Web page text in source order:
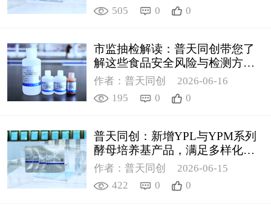
505
0 0
市监抽检解读：普天同创带您了
解这些食品安全风险与检测方案
（2）
作者：普天同创
2026-06-16
195
0 0
普天同创：新增YPL与YPM系列
酵母培养基产品，满足多样化科
研需求
作者：普天同创
2026-06-15
422
0 0